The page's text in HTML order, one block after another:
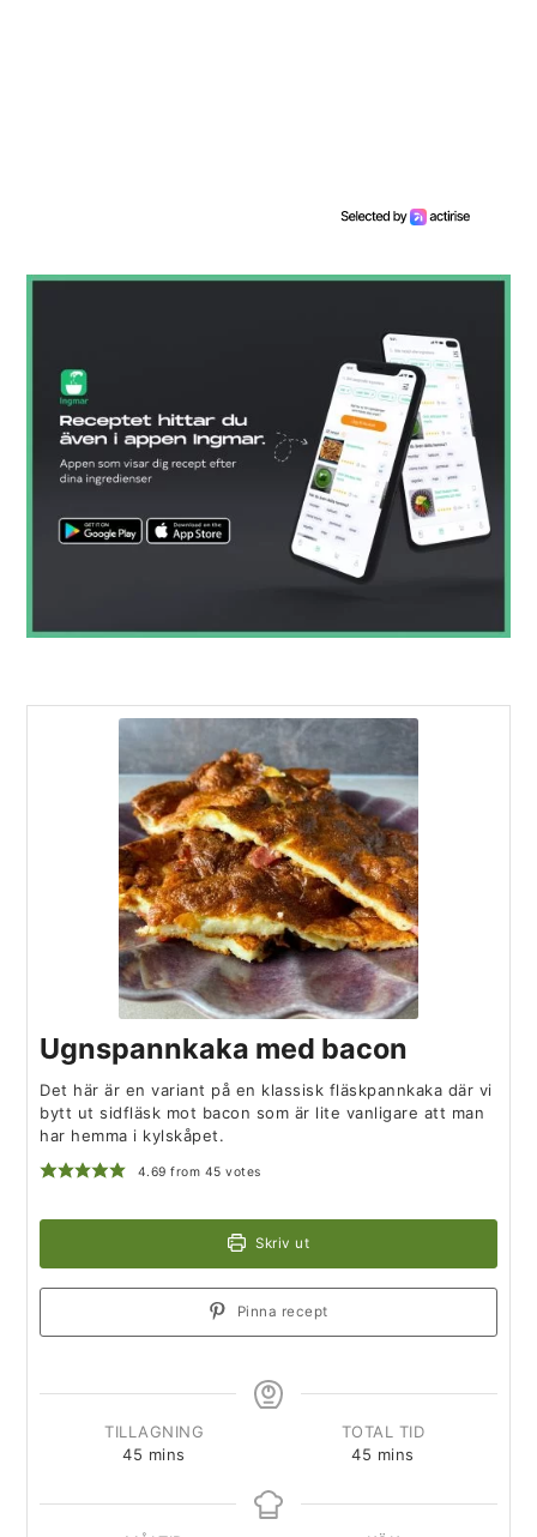
Ugnspannkaka med bacon
Det här är en variant på en klassisk fläskpannkaka där vi
bytt ut sidfläsk mot bacon som är lite vanligare att man
har hemma i kylskåpet.
4.69 from 45 votes
Skriv ut
Pinna recept
TILLAGNING
45 mins
TOTAL TID
45 mins